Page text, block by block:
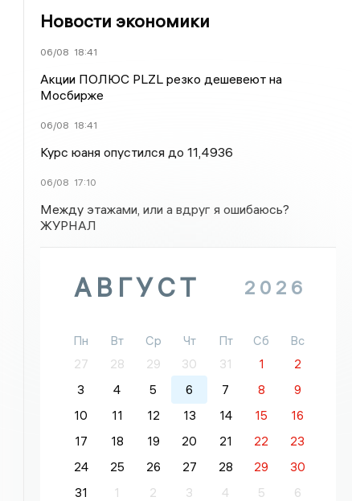
Новости экономики
06/08 18:41
Акции ПОЛЮС PLZL резко дешевеют на
Мосбирже
06/08 18:41
Курс юаня опустился до 11,4936
06/08 17:10
Между этажами, или а вдруг я ошибаюсь?
ЖУРНАЛ
АВГУСТ 2026
Пн Вт Ср Чт Пт Сб
Вс
27
28 29 30 31 1
2
3
4 5 6 7 8
9
10
11 12 13 14 15
16
17
18 19 20 21 22
23
24
25 26 27 28 29
30
31
1 2 3 4 5 6